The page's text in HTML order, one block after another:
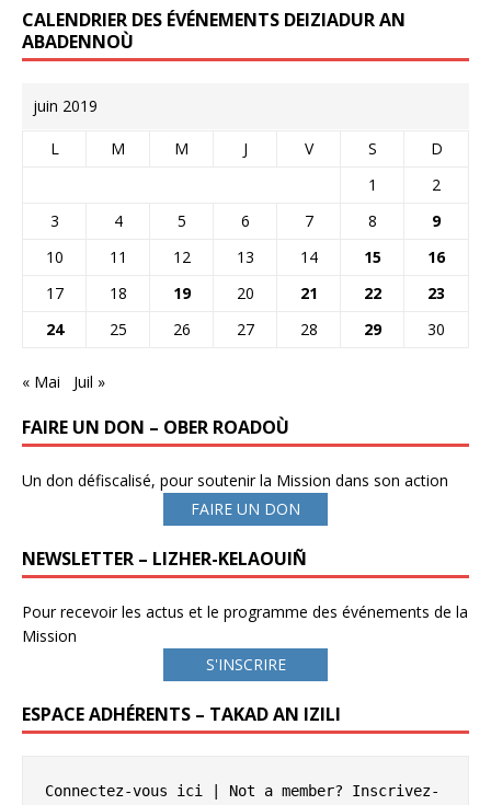
CALENDRIER DES ÉVÉNEMENTS DEIZIADUR AN
ABADENNOÙ
juin 2019
L M M J V S
D
1
2
3
4 5 6 7 8
9
10
11 12 13 14 15
16
17
18 19 20 21 22
23
24
25 26 27 28 29 30
« Mai Juil »
FAIRE UN DON – OBER ROADOÙ
Un don défiscalisé, pour soutenir la Mission dans son action
FAIRE UN DON
NEWSLETTER – LIZHER-KELAOUIÑ
Pour recevoir les actus et le programme des événements de la
Mission
S'INSCRIRE
ESPACE ADHÉRENTS – TAKAD AN IZILI
Connectez-vous ici | Not a member? Inscrivez-